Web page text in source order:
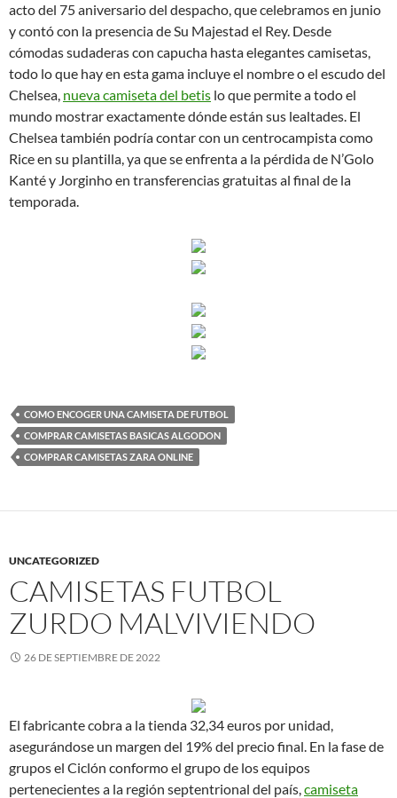
acto del 75 aniversario del despacho, que celebramos en junio
y contó con la presencia de Su Majestad el Rey. Desde
cómodas sudaderas con capucha hasta elegantes camisetas,
todo lo que hay en esta gama incluye el nombre o el escudo del
Chelsea, nueva camiseta del betis lo que permite a todo el
mundo mostrar exactamente dónde están sus lealtades. El
Chelsea también podría contar con un centrocampista como
Rice en su plantilla, ya que se enfrenta a la pérdida de N’Golo
Kanté y Jorginho en transferencias gratuitas al final de la
temporada.
COMO ENCOGER UNA CAMISETA DE FUTBOL
COMPRAR CAMISETAS BASICAS ALGODON
COMPRAR CAMISETAS ZARA ONLINE
UNCATEGORIZED
CAMISETAS FUTBOL
ZURDO MALVIVIENDO
26 DE SEPTIEMBRE DE 2022
El fabricante cobra a la tienda 32,34 euros por unidad,
asegurándose un margen del 19% del precio final. En la fase de
grupos el Ciclón conformo el grupo de los equipos
pertenecientes a la región septentrional del país,camiseta